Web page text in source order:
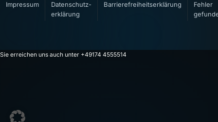
Impressum
Datenschutz­
erklärung
Barrierefreiheitserklärung
Fehler
Sie erreichen uns auch unter +49174 4555514